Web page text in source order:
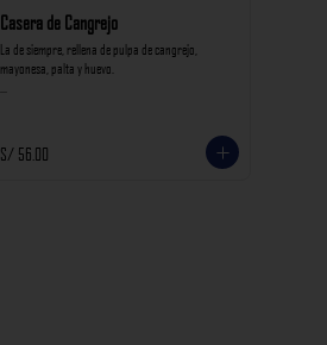
Casera de Cangrejo
La de siempre, rellena de pulpa de cangrejo,
mayonesa, palta y huevo.
S/ 56.00